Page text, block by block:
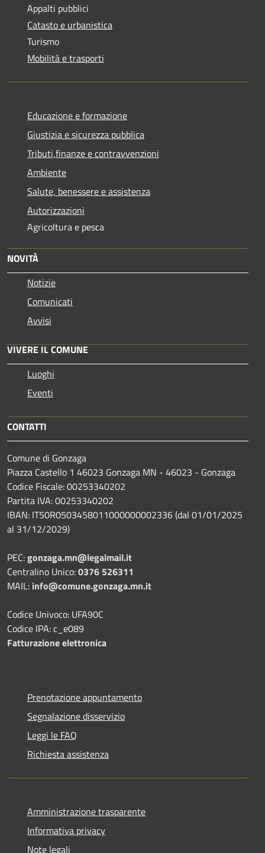
Appalti pubblici
Catasto e urbanistica
Turismo
Mobilità e trasporti
Educazione e formazione
Giustizia e sicurezza pubblica
Tributi,finanze e contravvenzioni
Ambiente
Salute, benessere e assistenza
Autorizzazioni
Agricoltura e pesca
NOVITÀ
Notizie
Comunicati
Avvisi
VIVERE IL COMUNE
Luoghi
Eventi
CONTATTI
Comune di Gonzaga
Piazza Castello 1 46023 Gonzaga MN - 46023 - Gonzaga
Codice Fiscale: 00253340202
Partita IVA: 00253340202
IBAN: IT50R0503458011000000002336 (dal 01/01/2025
al 31/12/2029)
PEC:gonzaga.mn@legalmail.it
Centralino Unico:0376 526311
MAIL: info@comune.gonzaga.mn.it
Codice Univoco: UFA90C
Codice IPA: c_e089
Fatturazione elettronica
Prenotazione appuntamento
Segnalazione disservizio
Leggi le FAQ
Richiesta assistenza
Amministrazione trasparente
Informativa privacy
Note legali